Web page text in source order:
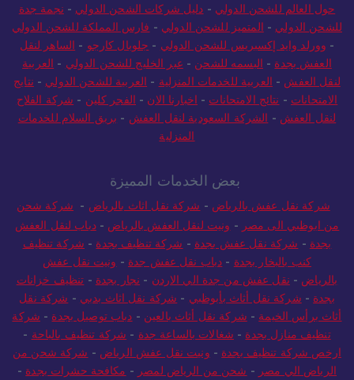
حول العالم للشحن الدولي - دليل شركات الشحن الدولي - نجمة جدة
للشحن الدولي - المتميز للشحن الدولي - فارس المملكة للشحن الدولي
- وورلد وايد إكسبريس للشحن الدولي - جلوبال كارجو - الساهر لنقل
العفش بجدة - البسمه للشحن - عبر الخليج للشحن الدولي - العربية
لنقل العفش - العربية للخدمات المنزلية - العربية للشحن الدولي - نتايج
الامتحانات - نتائج الامتحانات - اخبارنا الان - الفجر كلين - شركة الفلاح
لنقل العفش - الشركة السعودية لنقل العفش - بريق السلام للخدمات
المنزلية
بعض الخدمات المميزة
شركة نقل عفش بالرياض - شركة نقل اثاث بالرياض - شركة شحن
من ابوظبي الى مصر - ونيت لنقل العفش بالرياض -دباب لنقل العفش
بجدة - شركة نقل عفش بجدة - شركة تنظيف بجدة - شركة تنظيف
كنب بالبخار بجدة - دباب نقل عفش جدة - ونيت نقل عفش
بالرياض - نقل عفش من جدة الي الاردن - نجار بجدة - تنظيف خزانات
بجدة - شركة نقل أثاث بأبوظبي - شركة نقل اثاث بدبي - شركة نقل
أثاث برأس الخيمة - شركة نقل أثاث بالعين - دباب توصيل بجدة - شركة
تنظيف منازل بجدة - شغالات بالساعة جدة - شركة تنظيف بالباحة -
ارخص شركة تنظيف بجدة - ونيت نقل عفش الرياض - شركة شحن من
الرياض الي مصر - شحن من الرياض لمصر - مكافحة حشرات بجدة -